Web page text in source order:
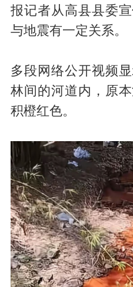
报记者从高县县委
与地震有一定关系。
多段网络公开视频
林间的河道内，原
积橙红色。